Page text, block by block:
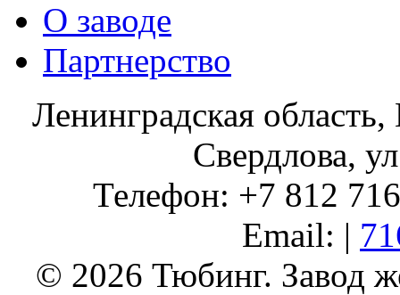
О заводе
Партнерство
Ленинградская
Свердлова,
Телефон: +7 812
Email: |
© 2026 Тюбинг. Завод